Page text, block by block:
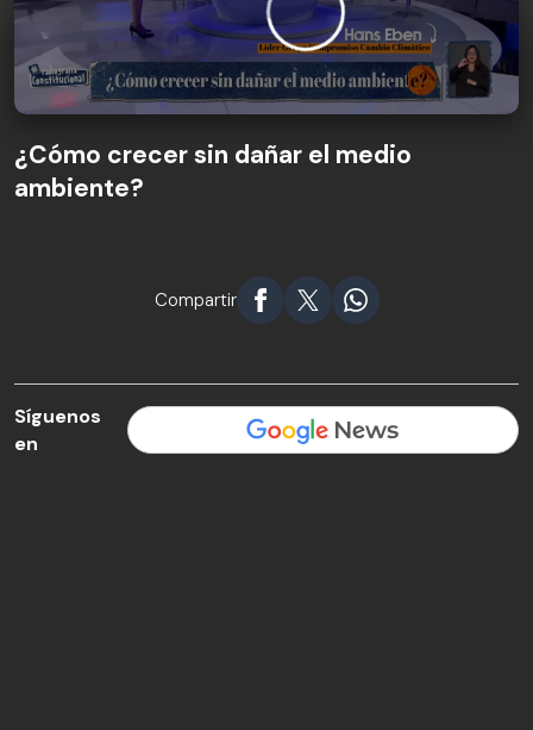
¿Cómo crecer sin dañar el medio
ambiente?
Compartir
Síguenos
en